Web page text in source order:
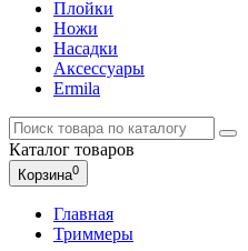
Плойки
Ножи
Насадки
Аксессуары
Ermila
Каталог товаров
Корзина0
Главная
Триммеры